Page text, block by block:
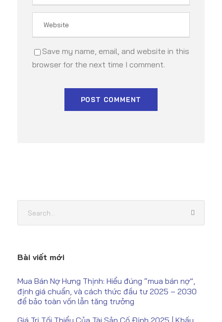
Save my name, email, and website in this
browser for the next time I comment.
Bài viết mới
Mua Bán Nợ Hưng Thịnh: Hiểu đúng “mua bán nợ”,
định giá chuẩn, và cách thức đầu tư 2025 – 2030
để bảo toàn vốn lẫn tăng trưởng